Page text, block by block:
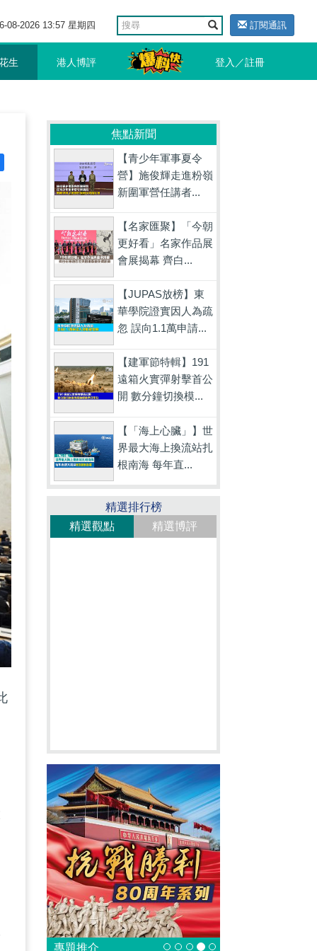
08-2026 13:57 星期四 訂閱通訊
生 港人博評 登入／註冊
焦點新聞
【青少年軍事夏令
營】施俊輝走進粉嶺
新圍軍營任講者...
【名家匯聚】「今朝
更好看」名家作品展
會展揭幕 齊白...
【JUPAS放榜】東
華學院證實因人為疏
忽 誤向1.1萬申請...
【建軍節特輯】191
遠箱火實彈射擊首公
開 數分鐘切換模...
【「海上心臟」】世
界最大海上換流站扎
根南海 每年直...
精選排行榜
精選觀點
精選博評
專題推介